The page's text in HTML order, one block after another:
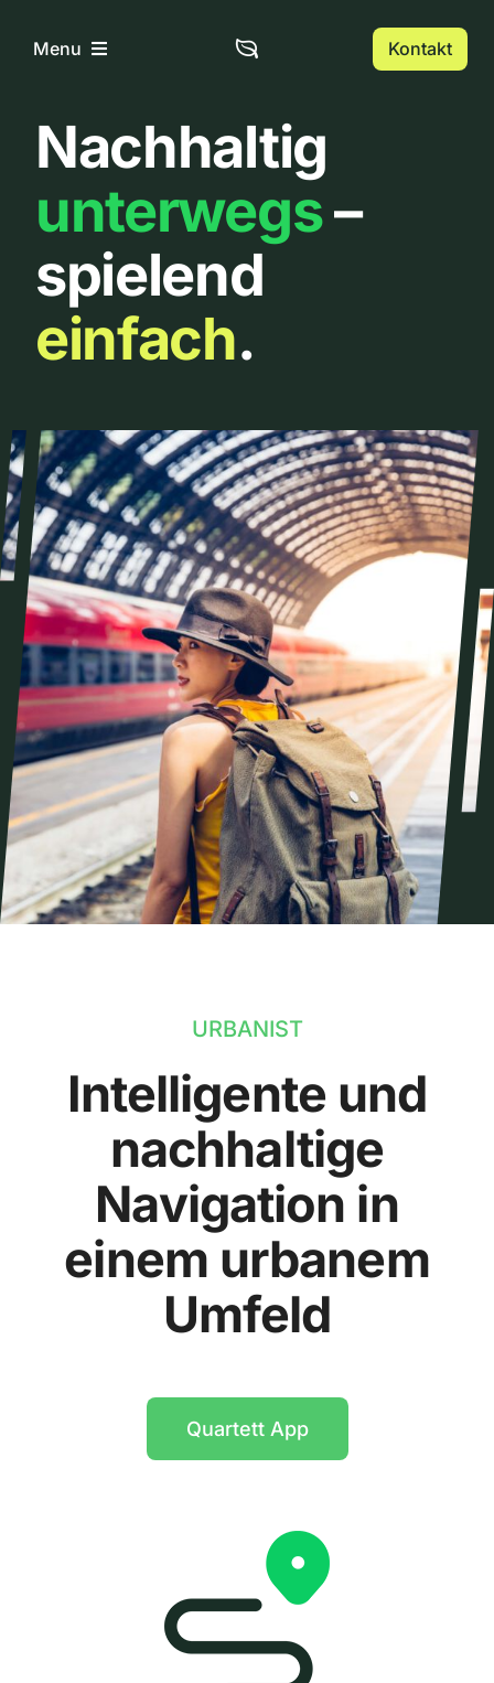
InhaltMenu
Home
Über uns
Urbanlist
Kontakt
Nachhaltig
unterwegs–
spielend
einfach.
URBANIST
Intelligente und
nachhaltige
Navigation in
einem urbanem
Umfeld
Quartett App